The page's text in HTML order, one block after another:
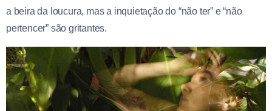
a beira da loucura, mas a inquietação do “não ter” e “não
pertencer” são gritantes.